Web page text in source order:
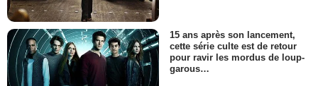
15 ans après son lancement,
cette série culte est de retour
pour ravir les mordus de loup-
garous…